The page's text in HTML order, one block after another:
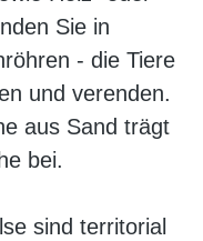
Sie in
- die Tiere
und verenden.
aus Sand trägt
bei.
sind territorial